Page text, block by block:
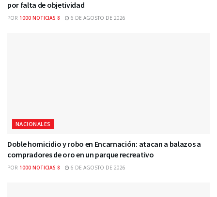
por falta de objetividad
POR 1000 NOTICIAS 8 6 DE AGOSTO DE 2026
NACIONALES
Doble homicidio y robo en Encarnación: atacan a balazos a
compradores de oro en un parque recreativo
POR 1000 NOTICIAS 8 6 DE AGOSTO DE 2026